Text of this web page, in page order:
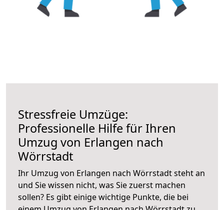
Stressfreie Umzüge:
Professionelle Hilfe für Ihren
Umzug von Erlangen nach
Wörrstadt
Ihr Umzug von Erlangen nach Wörrstadt steht an
und Sie wissen nicht, was Sie zuerst machen
sollen? Es gibt einige wichtige Punkte, die bei